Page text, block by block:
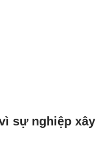
sự nghiệp xây